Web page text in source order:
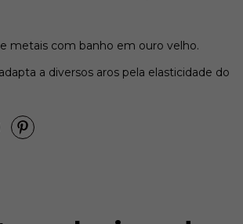
e metais com banho em ouro velho.
a diversos aros pela elasticidade do